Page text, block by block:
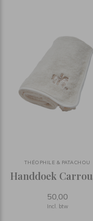
THÉOPHILE & PATACHOU
Handdoek
50,00
Incl. btw